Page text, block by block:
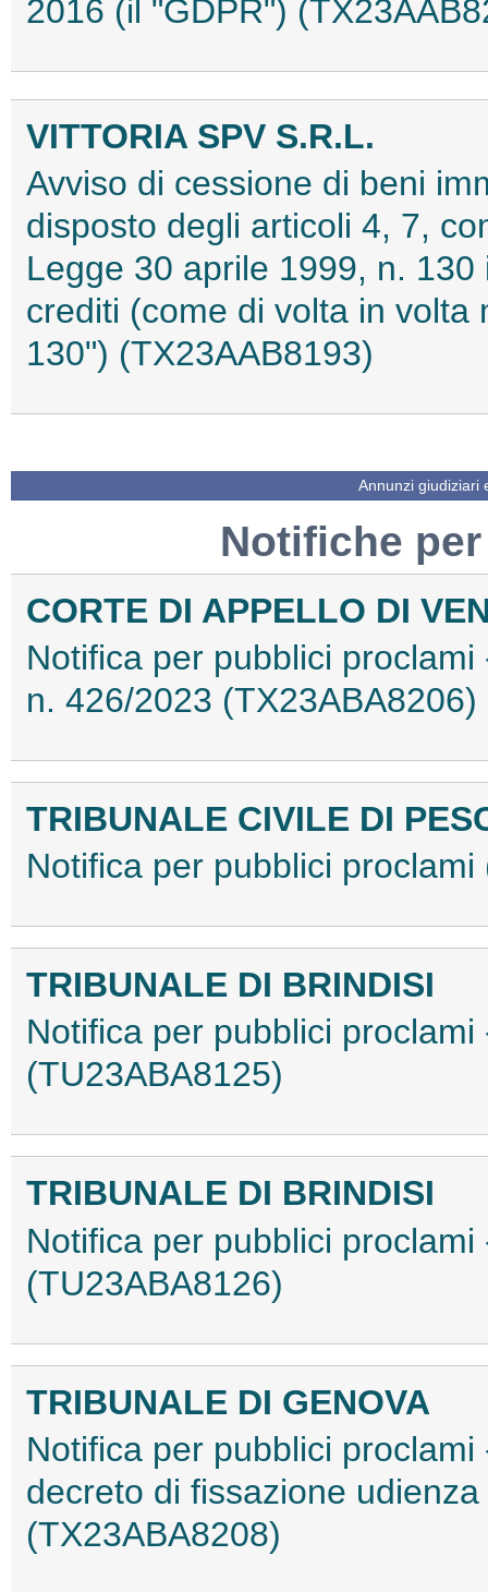
2016 (il "GDPR")
VITTORIA SPV S.R.L.
Avviso di cessione di beni
disposto degli articoli 4, 7,
Legge 30 aprile 1999, n.
crediti (come di volta in
130") (TX23AAB8193)
Annunzi giudiziari
Notifiche
CORTE DI APPELLO DI
Notifica per pubblici
n. 426/2023 (TX23ABA8206)
TRIBUNALE CIVILE DI
Notifica per pubblici
TRIBUNALE DI BRINDISI
Notifica per pubblici
(TU23ABA8125)
TRIBUNALE DI BRINDISI
Notifica per pubblici
(TU23ABA8126)
TRIBUNALE DI GENOVA
Notifica per pubblici
decreto di fissazione
(TX23ABA8208)